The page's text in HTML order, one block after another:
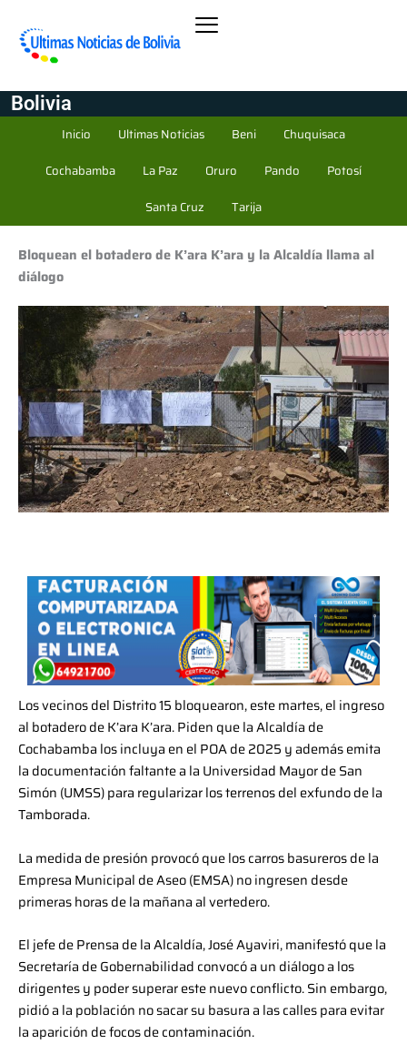
Bolivia
Inicio Ultimas Noticias Beni
Chuquisaca
Cochabamba
La Paz Oruro Pando
Potosí
Santa Cruz
Tarija
Bloquean el botadero de K’ara K’ara y la Alcaldía llama al
diálogo
Los vecinos del Distrito 15 bloquearon, este martes, el ingreso
al botadero de K’ara K’ara. Piden que la Alcaldía de
Cochabamba los incluya en el POA de 2025 y además emita
la documentación faltante a la Universidad Mayor de San
Simón (UMSS) para regularizar los terrenos del exfundo de la
Tamborada.
La medida de presión provocó que los carros basureros de la
Empresa Municipal de Aseo (EMSA) no ingresen desde
primeras horas de la mañana al vertedero.
El jefe de Prensa de la Alcaldía, José Ayaviri, manifestó que la
Secretaría de Gobernabilidad convocó a un diálogo a los
dirigentes y poder superar este nuevo conflicto. Sin embargo,
pidió a la población no sacar su basura a las calles para evitar
la aparición de focos de contaminación.